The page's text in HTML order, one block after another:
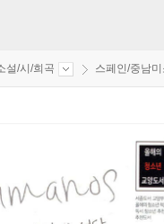
설/시/희곡 스페인/중남미